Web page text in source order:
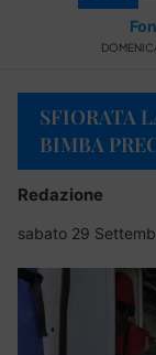
SFIORATA
BIMBA
Redazione
sabato 29